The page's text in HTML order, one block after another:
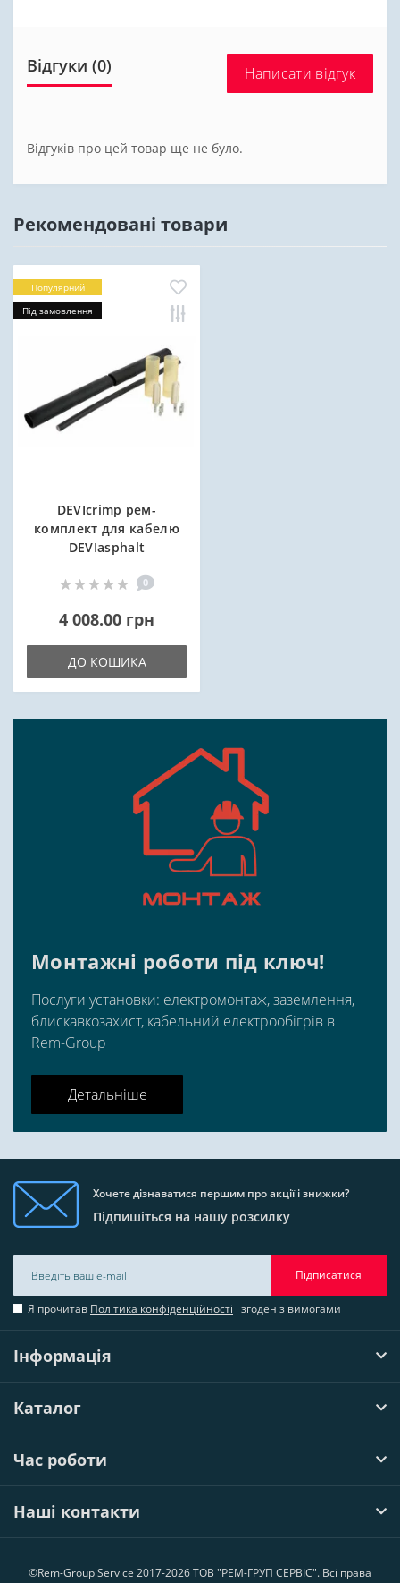
Відгуки (0) Написати відгук
Відгуків про цей товар ще не було.
Рекомендовані товари
Популярний
Під замовлення
DEVIcrimp рем-
комплект для кабелю
DEVIasphalt
0
4 008.00 грн
ДО КОШИКА
Монтажні роботи під ключ!
Послуги установки: електромонтаж, заземлення,
блискавкозахист, кабельний електрообігрів в
Rem-Group
Детальніше
Хочете дізнаватися першим про акції і знижки?
Підпишіться на нашу розсилку
Підписатися
Я прочитав Політика конфіденційності і згоден з вимогами
Інформація
Каталог
Час роботи
Наші контакти
©Rem-Group Service 2017-2026 ТОВ "РЕМ-ГРУП СЕРВІС". Всі права